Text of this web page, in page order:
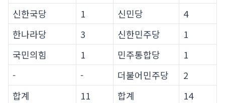
신한국당
1 신민당
4
한나라당
3 신한민주당
1
국민의힘
1 민주통합당
1
-
- 더불어민주당
2
합계
11 합계
14